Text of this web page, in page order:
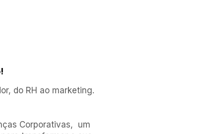
do RH ao marketing.
Corporativas, um